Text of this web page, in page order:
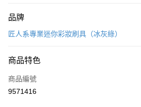
【關於「AFTEE先享後付」】
便利好安心！
２．便利：只要手機號碼，簡訊認證，即可結帳
３．安心：先確認商品／服務後，再付款。
【「AFTEE先享後付」結帳流程】
１．於結帳方式選擇「AFTEE先享後付」後，
每筆NT$80，滿NT$599(含以上)免運費
品牌
匠人系專業迷你彩妝刷具（冰灰綠）
商品特色
商品編號
9571416